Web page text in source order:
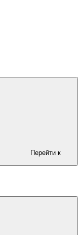
Перейти к